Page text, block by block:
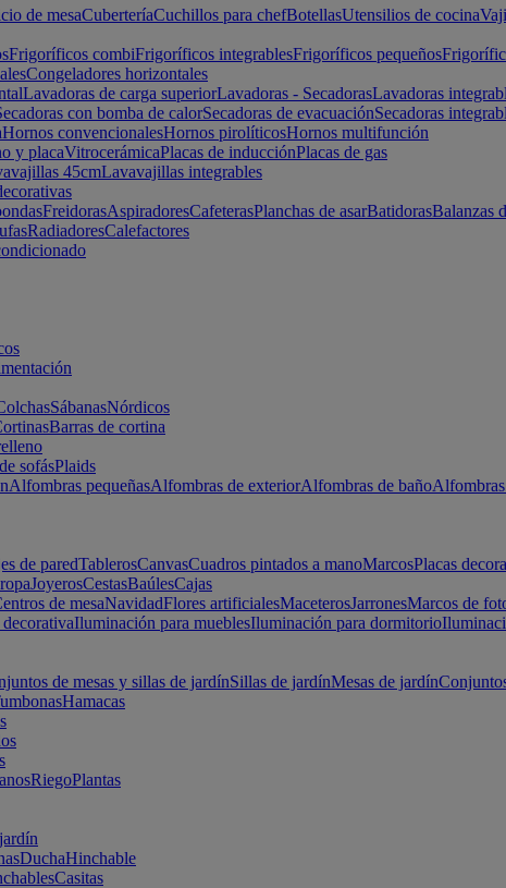
de mesaCuberteríaCuchillos para chefBotellasUtensilios de cocina
Frigoríficos combiFrigoríficos integrablesFrigoríficos pequeños
Congeladores horizontales
Lavadoras de carga superiorLavadoras - SecadorasLavadoras
con bomba de calorSecadoras de evacuaciónSecadoras
Hornos convencionalesHornos pirolíticosHornos multifunción
y placaVitrocerámicaPlacas de inducciónPlacas de gas
45cmLavavajillas integrables
FreidorasAspiradoresCafeterasPlanchas de asarBatidorasBalanzas
RadiadoresCalefactores
SábanasNórdicos
Barras de cortina
sofásPlaids
Alfombras pequeñasAlfombras de exteriorAlfombras de baño
de paredTablerosCanvasCuadros pintados a manoMarcosPlacas
JoyerosCestasBaúlesCajas
de mesaNavidadFlores artificialesMaceterosJarronesMarcos de
Iluminación para mueblesIluminación para dormitorio
de mesas y sillas de jardínSillas de jardínMesas de jardín
Hamacas
RiegoPlantas
DuchaHinchable
Casitas